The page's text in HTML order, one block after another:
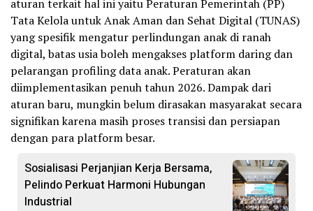
aturan terkait hal ini yaitu Peraturan Pemerintah (PP)
Tata Kelola untuk Anak Aman dan Sehat Digital (TUNAS)
yang spesifik mengatur perlindungan anak di ranah
digital, batas usia boleh mengakses platform daring dan
pelarangan profiling data anak. Peraturan akan
diimplementasikan penuh tahun 2026. Dampak dari
aturan baru, mungkin belum dirasakan masyarakat secara
signifikan karena masih proses transisi dan persiapan
dengan para platform besar.
Sosialisasi Perjanjian Kerja Bersama,
Pelindo Perkuat Harmoni Hubungan
Industrial